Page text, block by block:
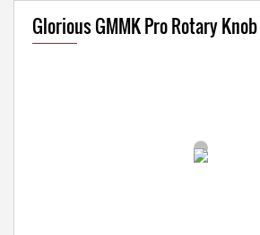
Glorious GMMK Pro Rotary